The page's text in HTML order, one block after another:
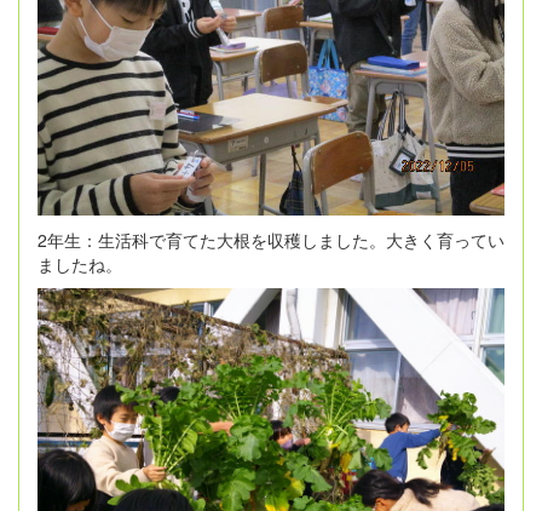
2年生：生活科で育てた大根を収穫しました。大きく育ってい
ましたね。